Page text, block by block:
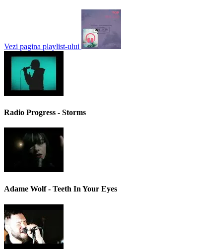
Vezi pagina playlist-ului
Radio Progress - Storms
Adame Wolf - Teeth In Your Eyes